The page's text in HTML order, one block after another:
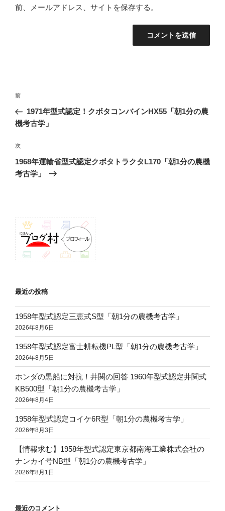
前、メールアドレス、サイトを保存する。
投
ナ
ゲ
ー
シ
前
の
投
前
1971年型式認定！クボタコンバインHX55「朝1分の農
機考古学」
次
の
投
次
1968年運輸省型式認定クボタトラクタL170「朝1分の農機
考古学」
最近の投稿
1958年型式認定三恵式S型「朝1分の農機考古学」
2026年8月6日
1958年型式認定富士耕耘機PL型「朝1分の農機考古学」
2026年8月5日
ホンダの黒船に対抗！井関の回答 1960年型式認定井関式
KB500型「朝1分の農機考古学」
2026年8月4日
1958年型式認定コイケ6R型「朝1分の農機考古学」
2026年8月3日
【情報求む】1958年型式認定東京都南海工業株式会社の
ナンカイ号NB型「朝1分の農機考古学」
2026年8月1日
最近のコメント